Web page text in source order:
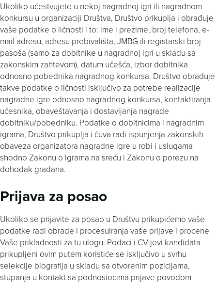
Ukoliko učestvujete u nekoj nagradnoj igri ili nagradnom
konkursu u organizaciji Društva, Društvo prikuplja i obrađuje
vaše podatke o ličnosti i to: ime i prezime, broj telefona, e-
mail adresu, adresu prebivališta, JMBG ili registarski broj
pasoša (samo za dobitnike u nagradnoj igri u skladu sa
zakonskim zahtevom), datum učešća, izbor dobitnika
odnosno pobednika nagradnog konkursa. Društvo obrađuje
takve podatke o ličnosti isključivo za potrebe realizacije
nagradne igre odnosno nagradnog konkursa, kontaktiranja
učesnika, obaveštavanja i dostavljanja nagrade
dobitniku/pobedniku. Podatke o dobitnicima i nagradnim
igrama, Društvo prikuplja i čuva radi ispunjenja zakonskih
obaveza organizatora nagradne igre u robi i uslugama
shodno Zakonu o igrama na sreću i Zakonu o porezu na
dohodak građana.
Prijava za posao
Ukoliko se prijavite za posao u Društvu prikupićemo vaše
podatke radi obrade i procesuiranja vaše prijave i procene
Vaše prikladnosti za tu ulogu. Podaci i CV-jevi kandidata
prikupljeni ovim putem koristiće se isključivo u svrhu
selekcije biografija u skladu sa otvorenim pozicijama,
stupanja u kontakt sa podnosiocima prijave povodom